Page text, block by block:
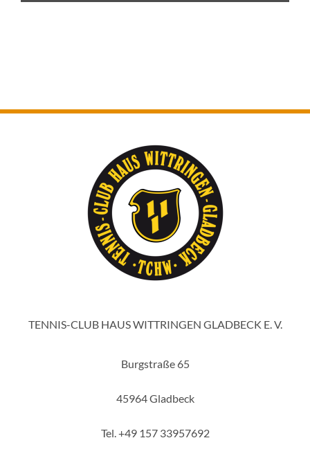
TENNIS-CLUB HAUS WITTRINGEN GLADBECK E. V.
Burgstraße 65
45964 Gladbeck
Tel. +49 157 33957692